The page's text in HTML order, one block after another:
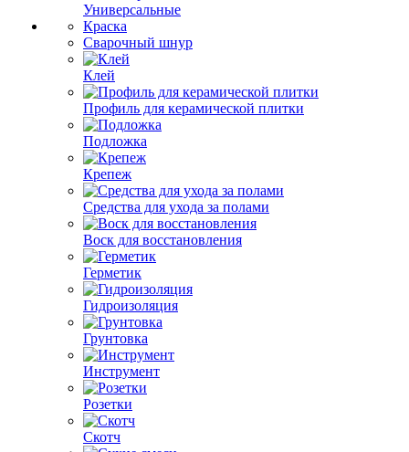
Универсальные
Краска
Сварочный шнур
Клей
Профиль для керамической плитки
Подложка
Крепеж
Средства для ухода за полами
Воск для восстановления
Герметик
Гидроизоляция
Грунтовка
Инструмент
Розетки
Скотч